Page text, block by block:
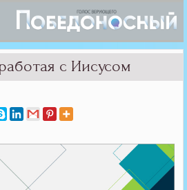
с Иисусом